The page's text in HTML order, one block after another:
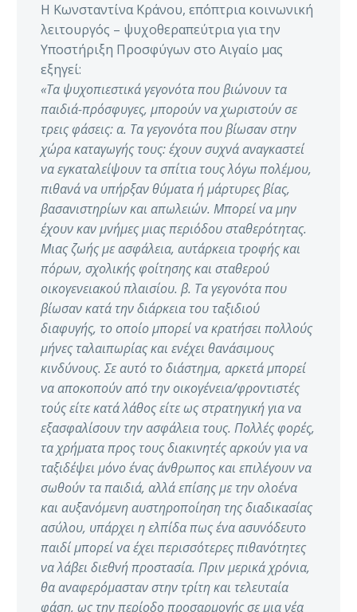
Η Κωνσταντίνα Κράνου, επόπτρια κοινωνική
λειτουργός – ψυχοθεραπεύτρια για την
Υποστήριξη Προσφύγων στο Αιγαίο μας
εξηγεί:
«Τα ψυχοπιεστικά γεγονότα που βιώνουν τα
παιδιά-πρόσφυγες, μπορούν να χωριστούν σε
τρεις φάσεις: α. Τα γεγονότα που βίωσαν στην
χώρα καταγωγής τους: έχουν συχνά αναγκαστεί
να εγκαταλείψουν τα σπίτια τους λόγω πολέμου,
πιθανά να υπήρξαν θύματα ή μάρτυρες βίας,
βασανιστηρίων και απωλειών. Μπορεί να μην
έχουν καν μνήμες μιας περιόδου σταθερότητας.
Μιας ζωής με ασφάλεια, αυτάρκεια τροφής και
πόρων, σχολικής φοίτησης και σταθερού
οικογενειακού πλαισίου. β. Τα γεγονότα που
βίωσαν κατά την διάρκεια του ταξιδιού
διαφυγής, το οποίο μπορεί να κρατήσει πολλούς
μήνες ταλαιπωρίας και ενέχει θανάσιμους
κινδύνους. Σε αυτό το διάστημα, αρκετά μπορεί
να αποκοπούν από την οικογένεια/φροντιστές
τούς είτε κατά λάθος είτε ως στρατηγική για να
εξασφαλίσουν την ασφάλεια τους. Πολλές φορές,
τα χρήματα προς τους διακινητές αρκούν για να
ταξιδέψει μόνο ένας άνθρωπος και επιλέγουν να
σωθούν τα παιδιά, αλλά επίσης με την ολοένα
και αυξανόμενη αυστηροποίηση της διαδικασίας
ασύλου, υπάρχει η ελπίδα πως ένα ασυνόδευτο
παιδί μπορεί να έχει περισσότερες πιθανότητες
να λάβει διεθνή προστασία. Πριν μερικά χρόνια,
θα αναφερόμασταν στην τρίτη και τελευταία
φάση, ως την περίοδο προσαρμογής σε μια νέα